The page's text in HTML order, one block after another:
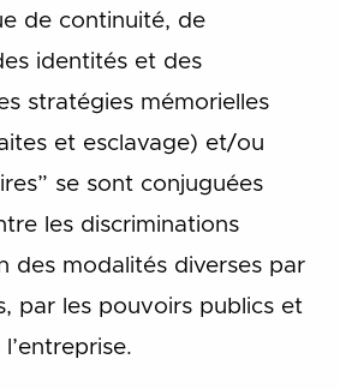
de continuité, de
identités et des
stratégies mémorielles
et esclavage) et/ou
se sont conjuguées
les discriminations
des modalités diverses par
par les pouvoirs publics et